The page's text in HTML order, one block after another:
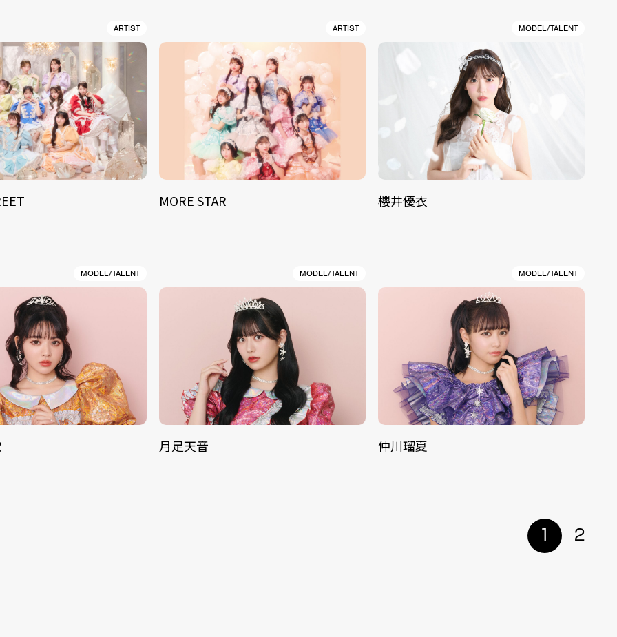
ARTIST ARTIST
MORE STAR
MODEL/TALENT
櫻井優衣
MODEL/TALENT MODEL/TALENT
月足天音
MODEL/TALENT
仲川瑠夏
1 2